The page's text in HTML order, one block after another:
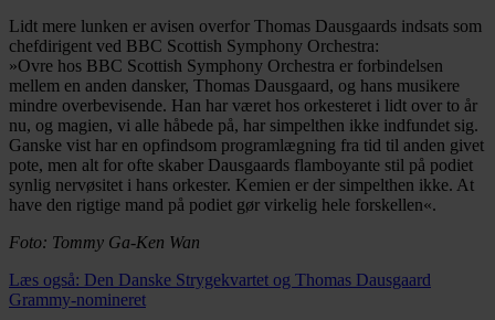
Lidt mere lunken er avisen overfor Thomas Dausgaards indsats som
chefdirigent ved BBC Scottish Symphony Orchestra:
»Ovre hos BBC Scottish Symphony Orchestra er forbindelsen
mellem en anden dansker, Thomas Dausgaard, og hans musikere
mindre overbevisende. Han har været hos orkesteret i lidt over to år
nu, og magien, vi alle håbede på, har simpelthen ikke indfundet sig.
Ganske vist har en opfindsom programlægning fra tid til anden givet
pote, men alt for ofte skaber Dausgaards flamboyante stil på podiet
synlig nervøsitet i hans orkester. Kemien er der simpelthen ikke. At
have den rigtige mand på podiet gør virkelig hele forskellen«.
Foto: Tommy Ga-Ken Wan
Læs også: Den Danske Strygekvartet og Thomas Dausgaard
Grammy-nomineret